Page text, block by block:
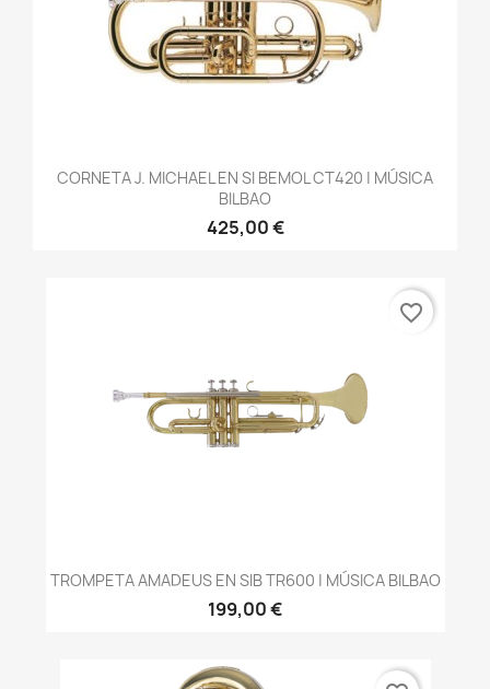
CORNETA J. MICHAEL EN SI BEMOL CT420 | MÚSICA
BILBAO
425,00 €
TROMPETA AMADEUS EN SIB TR600 | MÚSICA BILBAO
199,00 €
favorite_border